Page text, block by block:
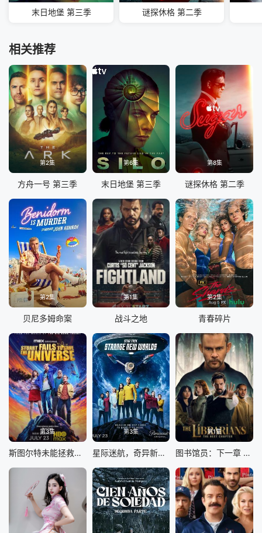
末日地堡 第三季 谜探休格 第二季
相关推荐
第2集
方舟一号 第三季
第6集
末日地堡 第三季
第8集
谜探休格 第二季
第2集
贝尼多姆命案
第1集
战斗之地
第2集
青春碎片
第3集
斯图尔特未能拯救宇宙
第3集
星际迷航，奇异新世界第四季
第1集
图书馆员：下一章 第二季